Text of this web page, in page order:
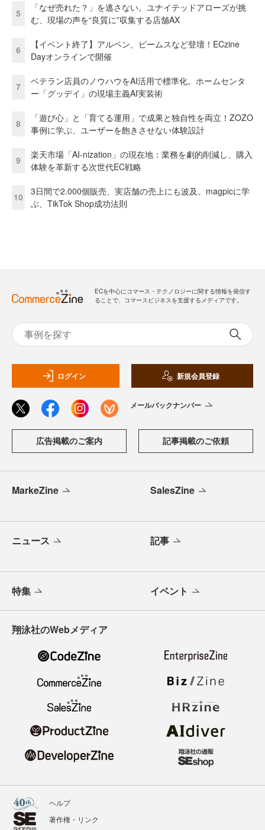
5
「なぜ売れた？」を逃さない。ユナイテッドアローズが挑
む、現場の声を“良質に”収集する店舗AX
6
【イベント終了】アルペン、ビームスなど登壇！ECzine
Dayオンラインで開催
7
ベテラン店員のノウハウをAI活用で標準化。ホームセンタ
ー「グッデイ」の現場主義AI実装術
8
「遊び心」と「育てる運用」で成果と独自性を両立！ZOZO
事例に学ぶ、ユーザーを飽きさせない体験設計
9
楽天市場「AI-nization」の現在地：業務を劇的削減し、購入
体験を革新する次世代EC戦略
10
3日間で2.000個販売、実店舗の売上にも波及。magpicに学
ぶ、TikTok Shop成功法則
ECを中心にコマース・テクノロジーに関する情報を発信す
ることで、コマースビジネスを支援するメディアです。
ログイン 新規会員登録
メールバックナンバー
広告掲載のご案内 記事掲載のご依頼
MarkeZine SalesZine
ニュース 記事
特集 イベント
翔泳社のWebメディア
ヘルプ
著作権・リンク